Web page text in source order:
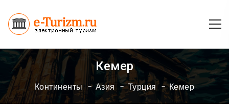
Кемер
Континенты Азия Турция Кемер